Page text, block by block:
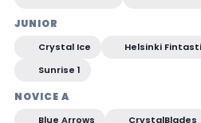
JUNIOR
Crystal Ice Helsinki
Sunrise 1
NOVICE A
Blue Arrows CrystalBlades